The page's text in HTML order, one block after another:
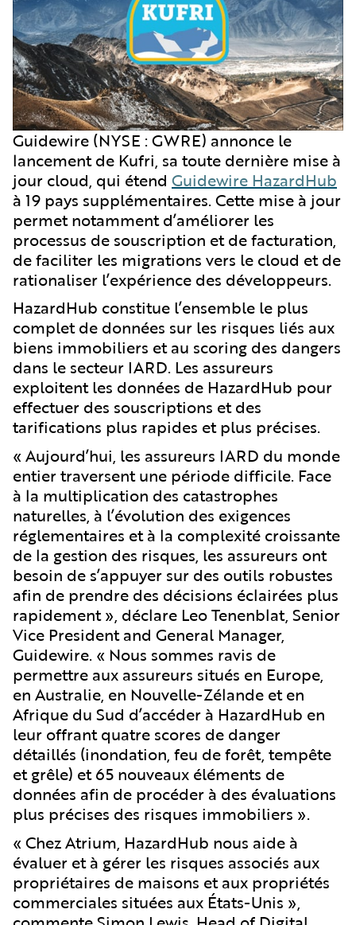
Guidewire (NYSE : GWRE) annonce le
lancement de Kufri, sa toute dernière mise à
jour cloud, qui étend Guidewire HazardHub
à 19 pays supplémentaires. Cette mise à jour
permet notamment d’améliorer les
processus de souscription et de facturation,
de faciliter les migrations vers le cloud et de
rationaliser l’expérience des développeurs.
HazardHub constitue l’ensemble le plus
complet de données sur les risques liés aux
biens immobiliers et au scoring des dangers
dans le secteur IARD. Les assureurs
exploitent les données de HazardHub pour
effectuer des souscriptions et des
tarifications plus rapides et plus précises.
« Aujourd’hui, les assureurs IARD du monde
entier traversent une période difficile. Face
à la multiplication des catastrophes
naturelles, à l’évolution des exigences
réglementaires et à la complexité croissante
de la gestion des risques, les assureurs ont
besoin de s’appuyer sur des outils robustes
afin de prendre des décisions éclairées plus
rapidement », déclare Leo Tenenblat, Senior
Vice President and General Manager,
Guidewire. « Nous sommes ravis de
permettre aux assureurs situés en Europe,
en Australie, en Nouvelle-Zélande et en
Afrique du Sud d’accéder à HazardHub en
leur offrant quatre scores de danger
détaillés (inondation, feu de forêt, tempête
et grêle) et 65 nouveaux éléments de
données afin de procéder à des évaluations
plus précises des risques immobiliers ».
« Chez Atrium, HazardHub nous aide à
évaluer et à gérer les risques associés aux
propriétaires de maisons et aux propriétés
commerciales situées aux États-Unis »,